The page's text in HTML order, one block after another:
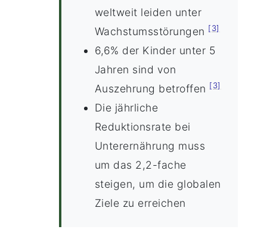
weltweit leiden unter
Wachstumsstörungen[3]
6,6% der Kinder unter 5
Jahren sind von
Auszehrung betroffen[3]
Die jährliche
Reduktionsrate bei
Unterernährung muss
um das 2,2-fache
steigen, um die globalen
Ziele zu erreichen